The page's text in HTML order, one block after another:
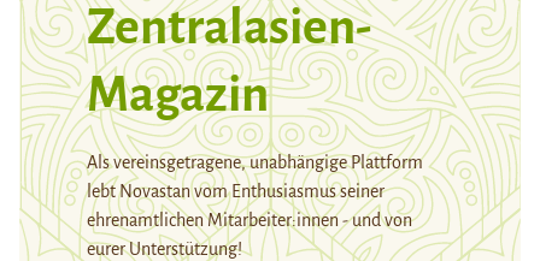
Zentralasien-
Magazin
Als vereinsgetragene, unabhängige Plattform
lebt Novastan vom Enthusiasmus seiner
ehrenamtlichen Mitarbeiter:innen - und von
eurer Unterstützung!